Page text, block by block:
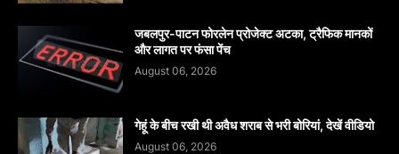
जबलपुर-पाटन फोरलेन प्रोजेक्ट अटका, ट्रैफिक मानकों
और लागत पर फंसा पेंच
August 06, 2026
गेहूं के बीच रखी थी अवैध शराब से भरी बोरियां, देखें वीडियो
August 06, 2026